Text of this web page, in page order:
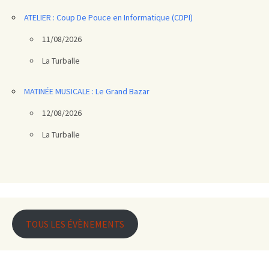
ATELIER : Coup De Pouce en Informatique (CDPI)
11/08/2026
La Turballe
MATINÉE MUSICALE : Le Grand Bazar
12/08/2026
La Turballe
TOUS LES ÉVÈNEMENTS